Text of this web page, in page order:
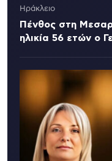
Ηράκλειο
Πένθος στη
ηλικία 56 ετών ο